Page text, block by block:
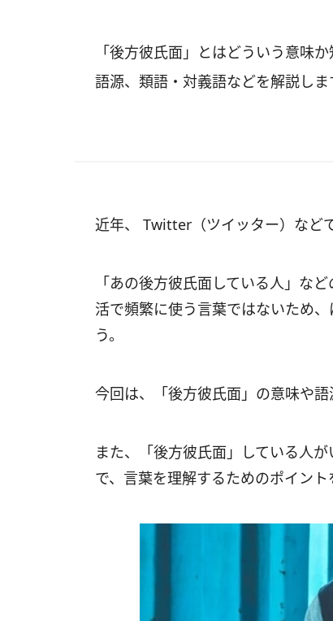
「後方彼氏面」とはどういう意味
語源、類語・対義語などを解説しま
近年、 Twitter（ツイッター）など
「あの後方彼氏面している人」な
活で頻繁に使う言葉ではないため
う。
今回は、「後方彼氏面」の意味や語
また、「後方彼氏面」している人
で、言葉を理解するためのポイント